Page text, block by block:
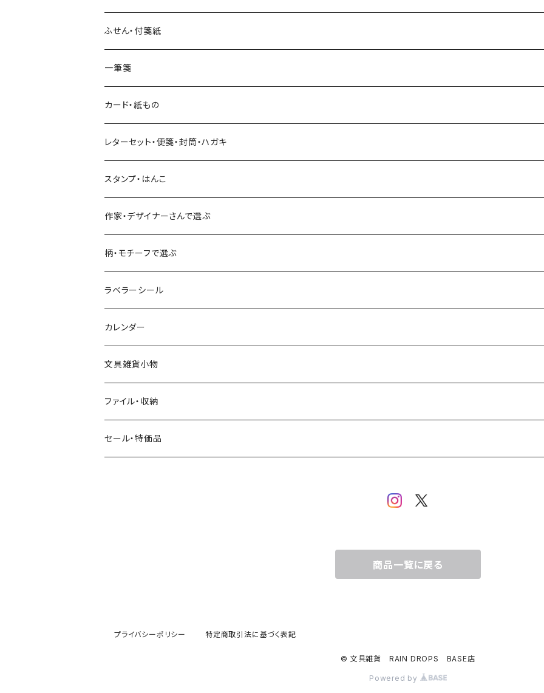
透明クリア
ネクタイ
透明クリアテープ
柄・モチーフで選ぶ（マステ）
いちご・ストロベリー
フルーツ・野菜
ミモザ
お花・フラワー・グリーン・植物
マインドウェイブ
水縞
大枝活版室
星燈社
ミナペルホネン
BGM
eric
SAIEN
田村美紀
パピアプラッツ（作家もの）
パピアプラッツ（作家もの）
ヨハク
ステッカーシール
マインドウェイブ
田村美紀
立体シール
ヨハク
HUTTE PAPER WORKS
表現社（作家もの）
星燈社
古川紙工
大枝活版室
ふせん・付箋紙
ヨハク
HUTTE PAPER WORKS
古川紙工
表現社（作家もの）
ロール付箋
一筆箋
カード・紙もの
レターセット・便箋・封筒・ハガキ
古川紙工
表現社（作家もの）
スタンプ・はんこ
Hutte paper works
ヨハク
作家・デザイナーさんで選ぶ
ネクタイ
Hutte paper works
ヨハク
eric
浅野みどり
西淑
柄・モチーフで選ぶ
フルーツ
食べ物・フード・スイーツ
パン・ブレッド
カフェ
コーヒー・飲み物・クリームソーダ
ラベラーシール
カレンダー
文具雑貨小物
ファイル・収納
セール・特価品
商品一覧に戻る
プライバシーポリシー 特定商取引法に基づく表記
© 文具雑貨 RAIN DROPS BASE店
Powered by